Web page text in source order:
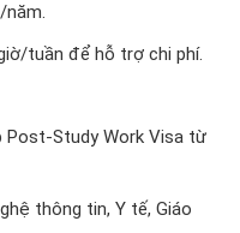
năm.
tuần để hỗ trợ chi phí.
Post-Study Work Visa từ
thông tin, Y tế, Giáo